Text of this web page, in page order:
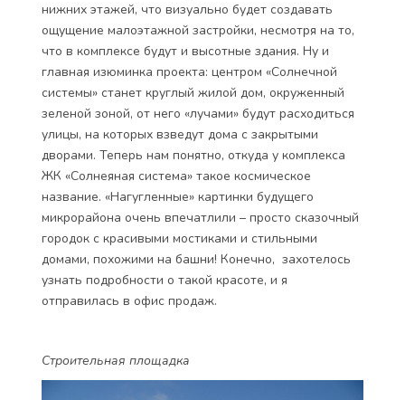
нижних этажей, что визуально будет создавать
ощущение малоэтажной застройки, несмотря на то,
что в комплексе будут и высотные здания. Ну и
главная изюминка проекта: центром «Солнечной
системы» станет круглый жилой дом, окруженный
зеленой зоной, от него «лучами» будут расходиться
улицы, на которых взведут дома с закрытыми
дворами. Теперь нам понятно, откуда у комплекса
ЖК «Солнеяная система» такое космическое
название. «Нагугленные» картинки будущего
микрорайона очень впечатлили – просто сказочный
городок с красивыми мостиками и стильными
домами, похожими на башни! Конечно, захотелось
узнать подробности о такой красоте, и я
отправилась в офис продаж.
Строительная площадка